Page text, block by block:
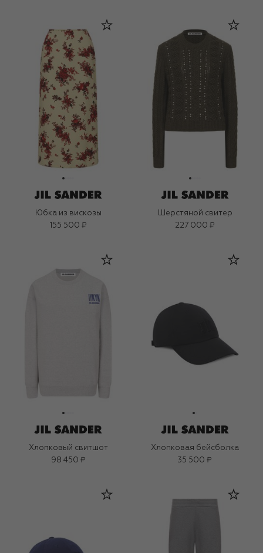
Юбка из вискозы
155 500 ₽
Шерстяной свитер
227 000 ₽
Хлопковый свитшот
98 450 ₽
Хлопковая бейсболка
35 500 ₽